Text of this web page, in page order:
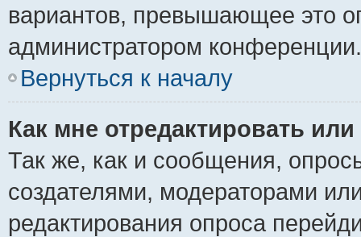
вариантов, превышающее это
администратором конференции.
Вернуться к началу
Как мне отредактировать
Так же, как и сообщения,
создателями, модераторами
редактирования опроса